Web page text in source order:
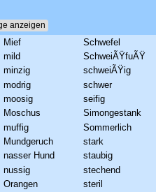
Mief
mild
minzig
modrig
moosig
Moschus
muffig
Mundgeruch
nasser Hund
nussig
Orangen
Schwefel
SchweiÃŸfuÃŸ
schweiÃŸig
schwer
seifig
Simongestank
Sommerlich
stark
staubig
stechend
steril